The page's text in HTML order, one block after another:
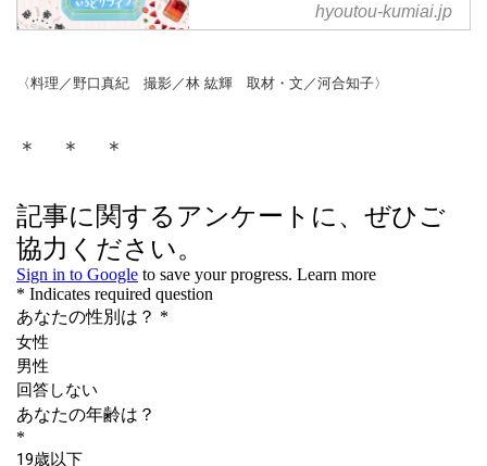
果実のおいしさを引き出す砂糖。
糖は、じつは梅以外の果実とも相
hyoutou-kumiai.jp
〈料理／野口真紀 撮影／林 紘輝 取材・文／河合知子〉
＊ ＊ ＊